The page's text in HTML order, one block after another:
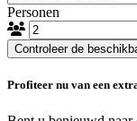
Personen
Controleer de
Profiteer nu van een